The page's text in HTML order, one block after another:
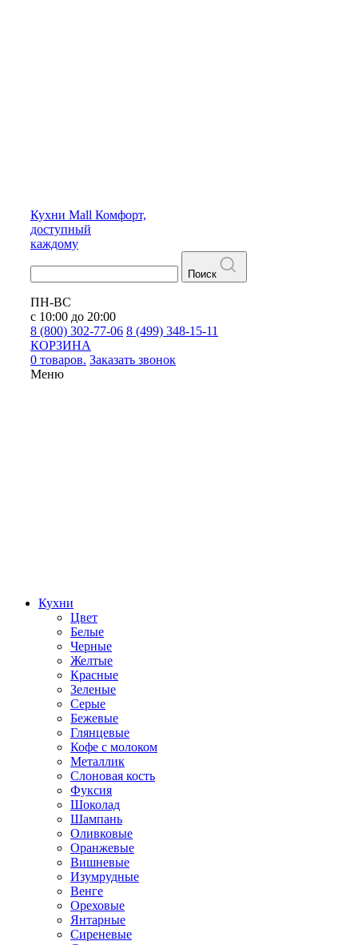
Кухни Mall Комфорт,
доступный
каждому
Поиск
ПН-ВС
с 10:00 до 20:00
8 (800) 302-77-06 8 (499) 348-15-11
КОРЗИНА
0 товаров. Заказать звонок
Меню
Кухни
Цвет
Белые
Черные
Желтые
Красные
Зеленые
Серые
Бежевые
Глянцевые
Кофе с молоком
Металлик
Слоновая кость
Фуксия
Шоколад
Шампань
Оливковые
Оранжевые
Вишневые
Изумрудные
Венге
Ореховые
Янтарные
Сиреневые